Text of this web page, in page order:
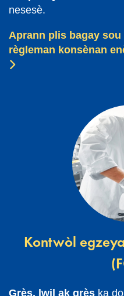
nesesè.
Aprann plis bagay
règleman konsènan
Kontwòl
Grès, lwil ak grès ka